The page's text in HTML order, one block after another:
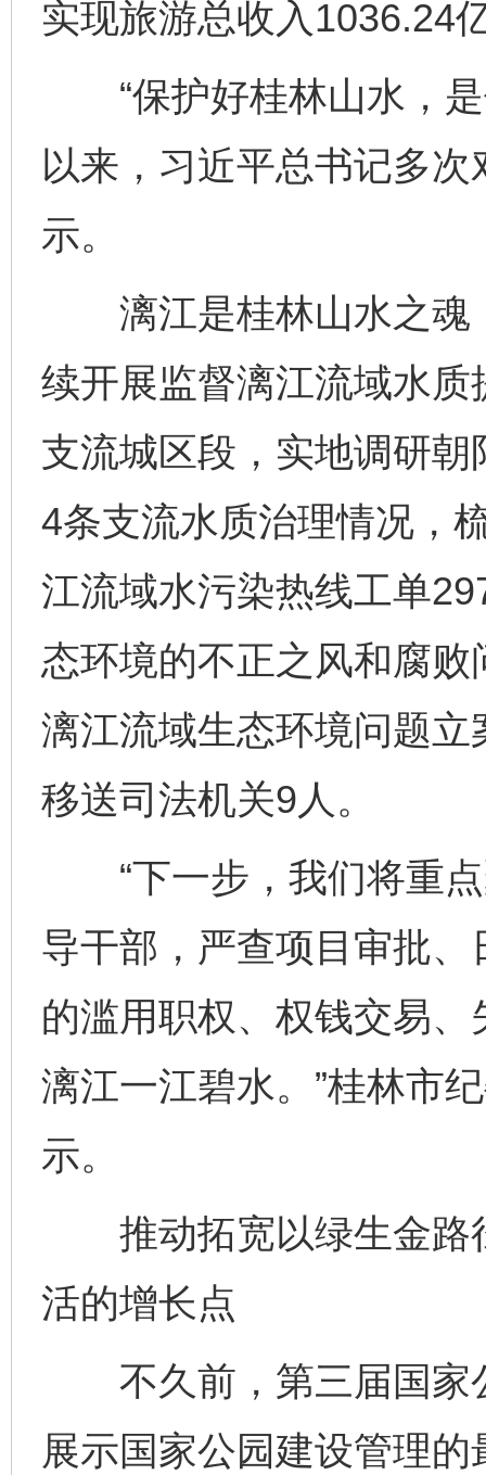
实现旅游总收入1036.24
“保护好桂林山水，是
以来，习近平总书记多
示。
漓江是桂林山水之魂
续开展监督漓江流域水
支流城区段，实地调研
4条支流水质治理情况，
江流域水污染热线工单
态环境的不正之风和腐
漓江流域生态环境问题
移送司法机关9人。
“下一步，我们将重点
导干部，严查项目审批
的滥用职权、权钱交易
漓江一江碧水。”桂林市
示。
推动拓宽以绿生金路
活的增长点
不久前，第三届国家
展示国家公园建设管理